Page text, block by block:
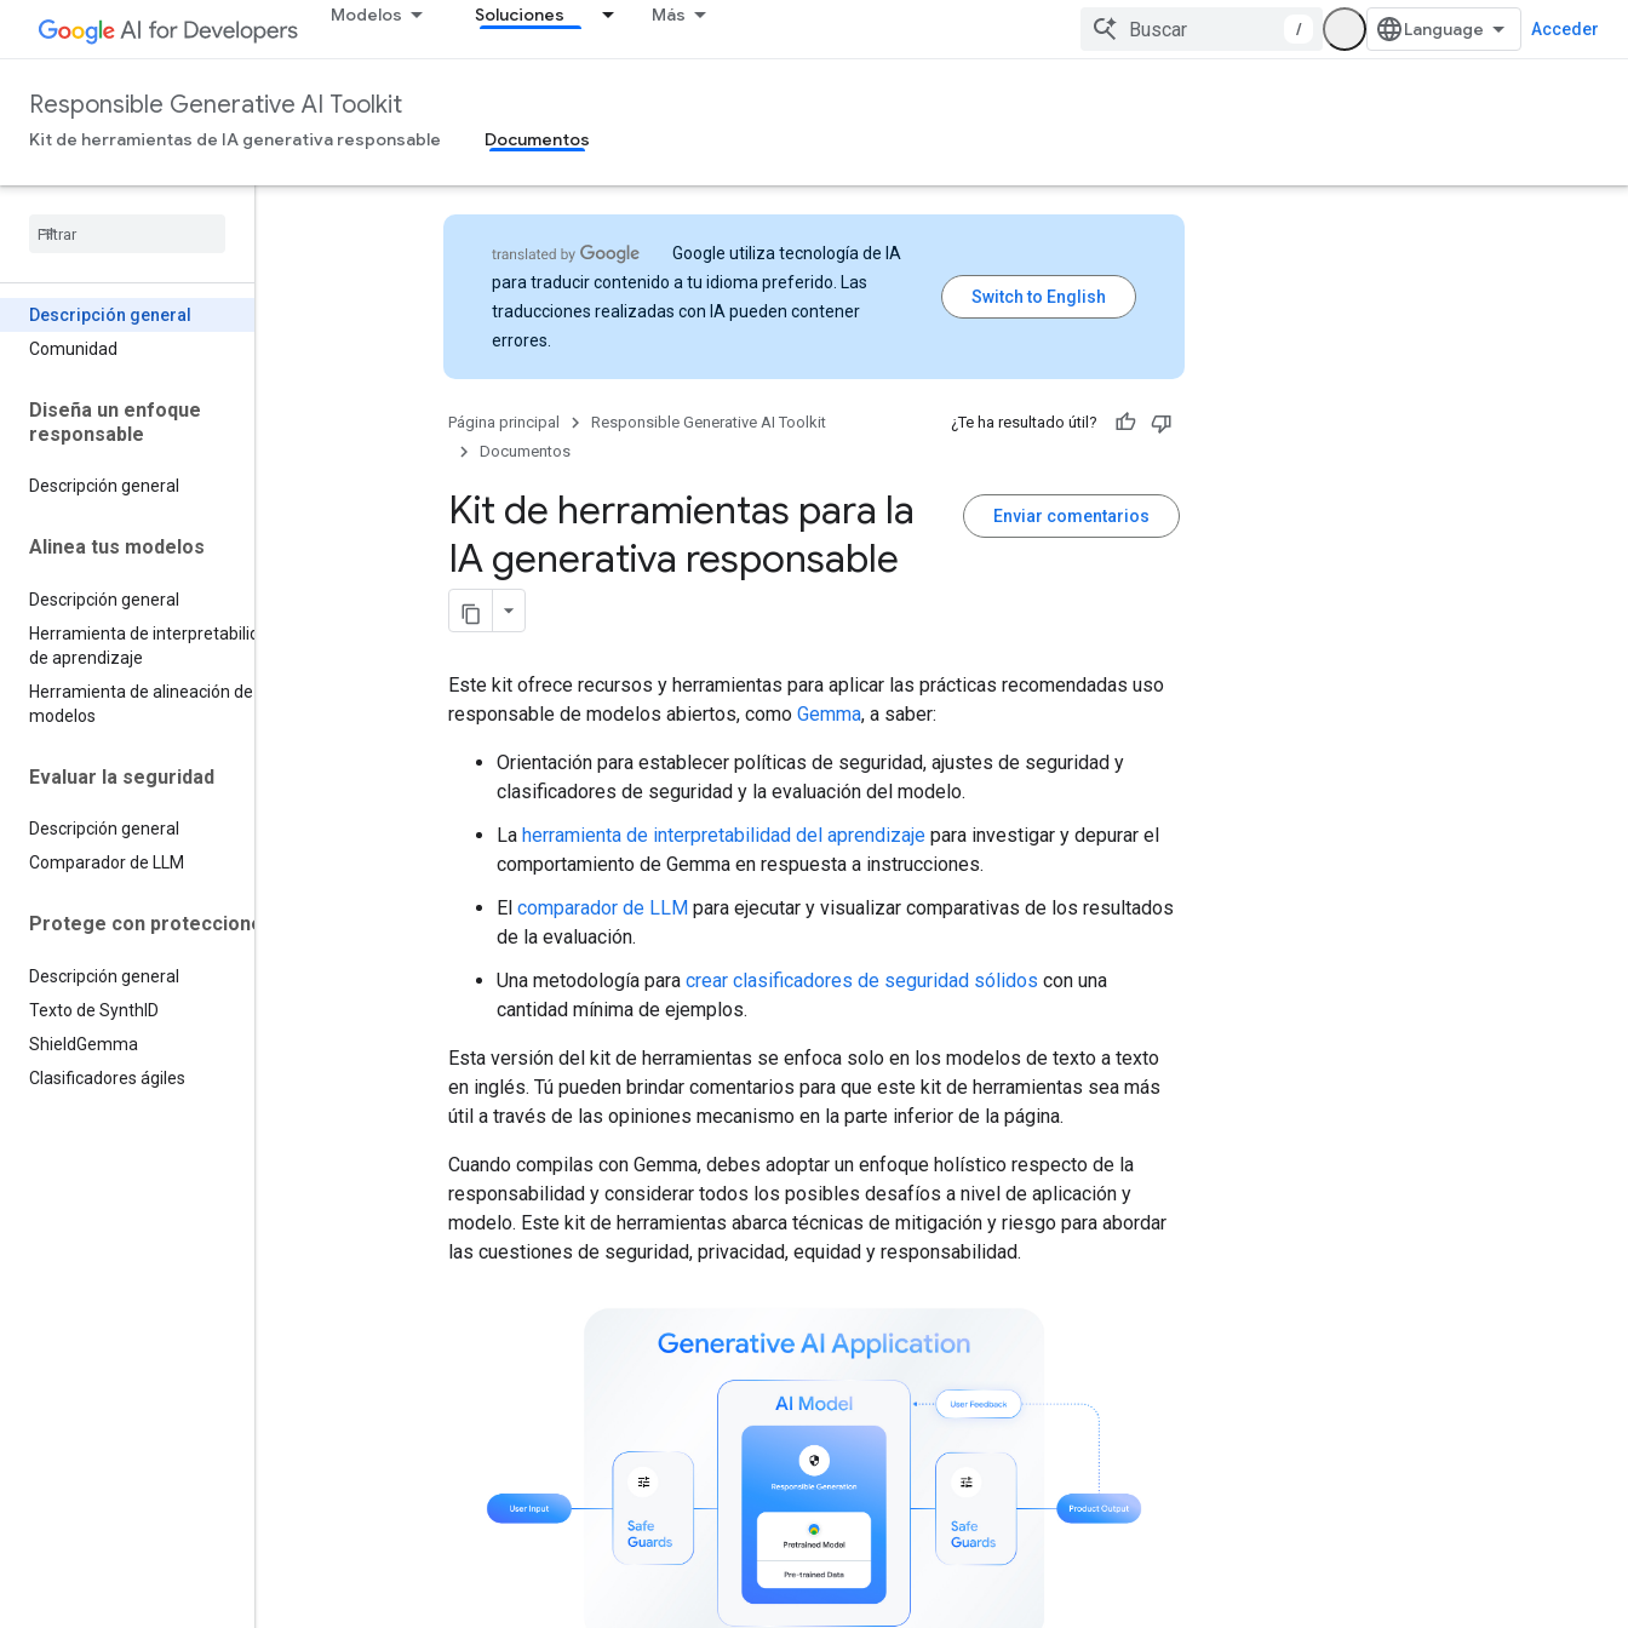
Modelos Soluciones Más
/ Acceder
Responsible Generative AI Toolkit
Kit de herramientas de IA generativa responsable Documentos
Descripción general
Comunidad
Diseña un enfoque
responsable
Descripción general
Alinea tus modelos
Descripción general
Herramienta de interpretabilidad
de aprendizaje
Herramienta de alineación de
modelos
Evaluar la seguridad
Descripción general
Comparador de LLM
Protege con protecciones
Descripción general
Texto de SynthID
ShieldGemma
Clasificadores ágiles
Google utiliza tecnología de IA
para traducir contenido a tu idioma preferido. Las
traducciones realizadas con IA pueden contener
errores.
Página principal
Responsible Generative AI Toolkit
Documentos
¿Te ha resultado útil?
Enviar comentarios
Kit de herramientas para la
IA generativa responsable
Este kit ofrece recursos y herramientas para aplicar las prácticas recomendadas uso
responsable de modelos abiertos, como Gemma, a saber:
Orientación para establecer políticas de seguridad, ajustes de seguridad y
clasificadores de seguridad y la evaluación del modelo.
La herramienta de interpretabilidad del aprendizaje para investigar y depurar el
comportamiento de Gemma en respuesta a instrucciones.
El comparador de LLM para ejecutar y visualizar comparativas de los resultados
de la evaluación.
Una metodología para crear clasificadores de seguridad sólidos con una
cantidad mínima de ejemplos.
Esta versión del kit de herramientas se enfoca solo en los modelos de texto a texto
en inglés. Tú pueden brindar comentarios para que este kit de herramientas sea más
útil a través de las opiniones mecanismo en la parte inferior de la página.
Cuando compilas con Gemma, debes adoptar un enfoque holístico respecto de la
responsabilidad y considerar todos los posibles desafíos a nivel de aplicación y
modelo. Este kit de herramientas abarca técnicas de mitigación y riesgo para abordar
las cuestiones de seguridad, privacidad, equidad y responsabilidad.